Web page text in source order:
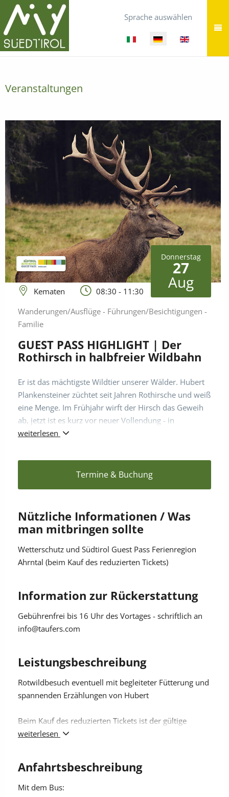
Sprache auswählen
Veranstaltungen
Donnerstag
27
Aug
Kematen
08:30 - 11:30
Wanderungen/Ausflüge - Führungen/Besichtigungen -
Familie
GUEST PASS HIGHLIGHT | Der
Rothirsch in halbfreier Wildbahn
Er ist das mächtigste Wildtier unserer Wälder. Hubert
Plankensteiner züchtet seit Jahren Rothirsche und weiß
eine Menge. Im Frühjahr wirft der Hirsch das Geweih
ab, jetzt ist es kurz vor neuer Vollendung - in
Vorbereitung auf die Herbstbrunft. Eventuell mit
Mit den öffentlichen Verkehrsmitteln erreichbar
weiterlesen
Termine & Buchung
Nützliche Informationen / Was
man mitbringen sollte
Wetterschutz und Südtirol Guest Pass Ferienregion
Ahrntal (beim Kauf des reduzierten Tickets)
Information zur Rückerstattung
Gebührenfrei bis 16 Uhr des Vortages - schriftlich an
info@taufers.com
Leistungsbeschreibung
Rotwildbesuch eventuell mit begleiteter Fütterung und
spannenden Erzählungen von Hubert
Beim Kauf des reduzierten Tickets ist der gültige
Südtirol Guest Pass Ferienregion Ahrntal mitzuführen,
weiterlesen
Anfahrtsbeschreibung
Mit dem Bus: